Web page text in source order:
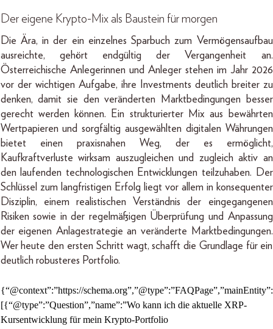
Der eigene Krypto-Mix als Baustein für morgen
Die Ära, in der ein einzelnes Sparbuch zum Vermögensaufbau
ausreichte, gehört endgültig der Vergangenheit an.
Österreichische Anlegerinnen und Anleger stehen im Jahr 2026
vor der wichtigen Aufgabe, ihre Investments deutlich breiter zu
denken, damit sie den veränderten Marktbedingungen besser
gerecht werden können. Ein strukturierter Mix aus bewährten
Wertpapieren und sorgfältig ausgewählten digitalen Währungen
bietet einen praxisnahen Weg, der es ermöglicht,
Kaufkraftverluste wirksam auszugleichen und zugleich aktiv an
den laufenden technologischen Entwicklungen teilzuhaben. Der
Schlüssel zum langfristigen Erfolg liegt vor allem in konsequenter
Disziplin, einem realistischen Verständnis der eingegangenen
Risiken sowie in der regelmäßigen Überprüfung und Anpassung
der eigenen Anlagestrategie an veränderte Marktbedingungen.
Wer heute den ersten Schritt wagt, schafft die Grundlage für ein
deutlich robusteres Portfolio.
{“@context”:”https://schema.org”,”@type”:”FAQPage”,”mainEntity”:
[{“@type”:”Question”,”name”:”Wo kann ich die aktuelle XRP-
Kursentwicklung für mein Krypto-Portfolio